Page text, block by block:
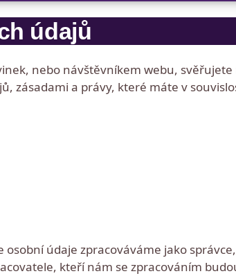
údajů
nebo návštěvníkem webu,
zásadami a právy, které máte v
osobní údaje zpracováváme jako
kteří nám se zpracováním